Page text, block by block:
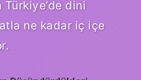
Türkiye’de dini
ne kadar iç içe